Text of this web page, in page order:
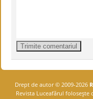
Drept de autor © 2009-2026
Revista Luceafărul